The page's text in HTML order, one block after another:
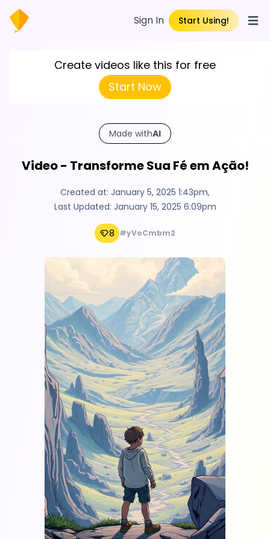
Sign In Start Using!
Create videos like this for free
Start Now
Made withAI
Video - Transforme Sua Fé em Ação!
Created at: January 5, 2025 1:43pm,
Last Updated: January 15, 2025 6:09pm
8 #yVoCmbm2